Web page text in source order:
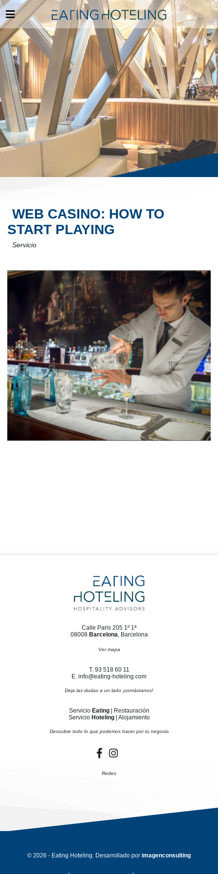
WEB CASINO: HOW TO
START PLAYING
Servicio
Calle Paris 205 1º 1ª
08008 Barcelona, Barcelona
Ver mapa
T. 93 518 60 11
E. info@eating-hoteling.com
Deja las dudas a un lado ¡contáctanos!
Servicio Eating| Restauración
Servicio Hoteling| Alojamiento
Descubre todo lo que podemos hacer por tu negocio
Redes
© 2026 - Eating Hoteling. Desarrollado por imagenconsulting